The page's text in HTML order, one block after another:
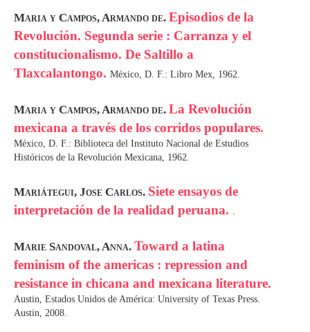
Maria y Campos, Armando de. Episodios de la
Revolución. Segunda serie : Carranza y el
constitucionalismo. De Saltillo a
Tlaxcalantongo. México, D. F.: Libro Mex, 1962.
Maria y Campos, Armando de. La Revolución
mexicana a través de los corridos populares.
México, D. F.: Biblioteca del Instituto Nacional de Estudios
Históricos de la Revolución Mexicana, 1962.
Mariátegui, Jose Carlos. Siete ensayos de
interpretación de la realidad peruana. .
Marie Sandoval, Anna. Toward a latina
feminism of the americas : repression and
resistance in chicana and mexicana literature.
Austin, Estados Unidos de América: University of Texas Press.
Austin, 2008.